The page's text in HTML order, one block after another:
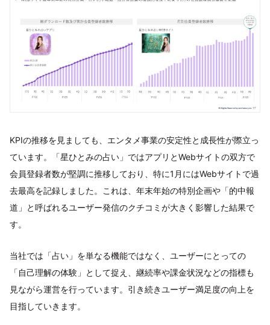
KPIの推移を見ましても、エンタメ事業の安定性と成長性が際立っ
ています。「星ひとみの占い」ではアプリとWebサイトの双方で
会員登録者数が堅調に推移しており、特に1月にはWebサイトで過
去最高を記録しました。これは、年末年始の特別企画や「的中報
道」と呼ばれるユーザー発信のクチコミが大きく影響した結果で
す。
当社では「占い」を単なる機能ではなく、ユーザーにとっての
「自己理解の体験」として捉え、継続率や課金状況などの指標も
見ながら運営を行っています。引き続きユーザー満足度の向上を
目指していきます。